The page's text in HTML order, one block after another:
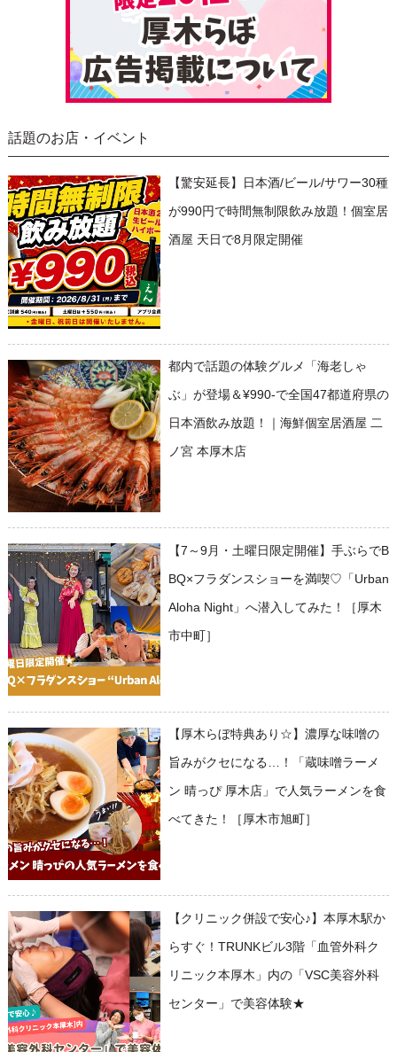
話題のお店・イベント
【驚安延長】日本酒/ビール/サワー30種
が990円で時間無制限飲み放題！個室居
酒屋 天日で8月限定開催
都内で話題の体験グルメ「海老しゃ
ぶ」が登場＆¥990-で全国47都道府県の
日本酒飲み放題！｜海鮮個室居酒屋 二
ノ宮 本厚木店
【7～9月・土曜日限定開催】手ぶらでB
BQ×フラダンスショーを満喫♡「Urban
Aloha Night」へ潜入してみた！［厚木
市中町］
【厚木らぼ特典あり☆】濃厚な味噌の
旨みがクセになる…！「蔵味噌ラーメ
ン 晴っぴ 厚木店」で人気ラーメンを食
べてきた！［厚木市旭町］
【クリニック併設で安心♪】本厚木駅か
らすぐ！TRUNKビル3階「血管外科ク
リニック本厚木」内の「VSC美容外科
センター」で美容体験★